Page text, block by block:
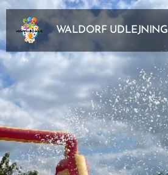
WALDORF UDLEJNING